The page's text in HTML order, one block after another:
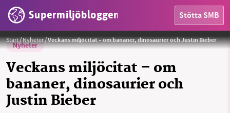
Supermiljöbloggen Stötta SMB
HEM
Start/Nyheter/Veckans miljöcitat – om bananer, dinosaurier och Justin Bieber
Nyheter
Veckans miljöcitat – om
bananer, dinosaurier och
Justin Bieber